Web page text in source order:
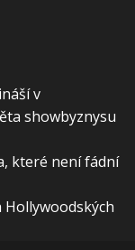
v
showbyznysu
které není fádní